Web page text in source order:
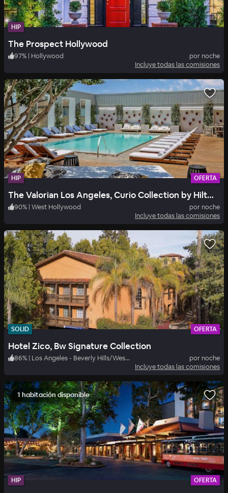
HIP
The Prospect Hollywood
97% | Hollywood
por noche
Incluye todas las comisiones
HIP OFERTA
The Valorian Los Angeles, Curio Collection by Hilton
90% | West Hollywood
por noche
Incluye todas las comisiones
SOLID OFERTA
Hotel Zico, Bw Signature Collection
86% | Los Angeles - Beverly Hills/West Hollywood
por noche
Incluye todas las comisiones
1 habitación disponible
HIP OFERTA